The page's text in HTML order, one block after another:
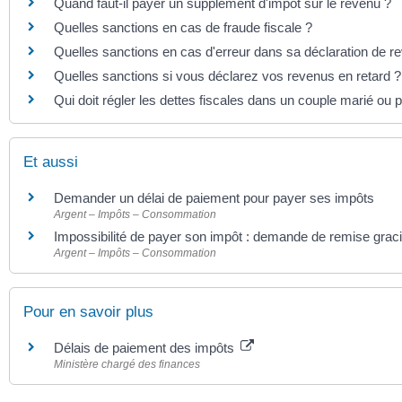
Quand faut-il payer un supplément d'impôt sur le revenu ?
Quelles sanctions en cas de fraude fiscale ?
Quelles sanctions en cas d'erreur dans sa déclaration de
Quelles sanctions si vous déclarez vos revenus en retard ?
Qui doit régler les dettes fiscales dans un couple marié ou
Et aussi
Demander un délai de paiement pour payer ses impôts
Argent – Impôts – Consommation
Impossibilité de payer son impôt : demande de remise
Argent – Impôts – Consommation
Pour en savoir plus
Délais de paiement des impôts
Ministère chargé des finances